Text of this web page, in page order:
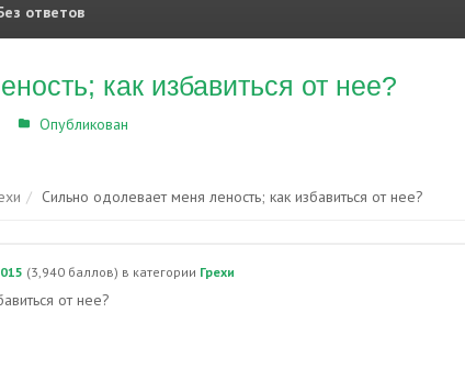
ответов
как избавиться от нее?
Опубликован
Сильно одолевает меня леность; как избавиться от нее?
(3,940 баллов) в категории Грехи
от нее?